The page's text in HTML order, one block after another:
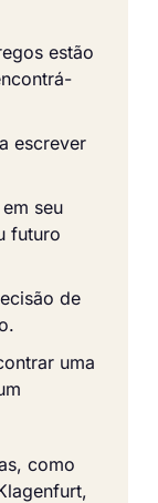
estão
escrever
seu
futuro
de
uma
como